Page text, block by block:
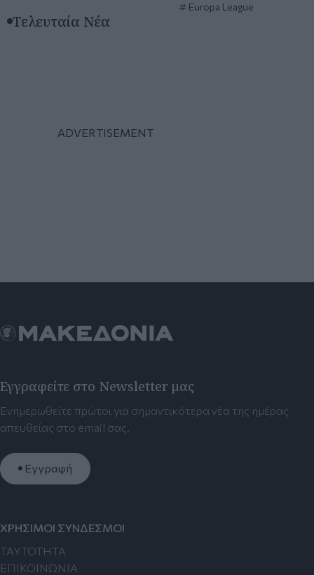
Europa League
Τελευταία Νέα
Εγγραφείτε στο Newsletter μας
Ενημερωθείτε πρώτοι για σημαντικότερα νέα της ημέρας
απευθείας στο email σας.
Εγγραφή
ΧΡΗΣΙΜΟΙ ΣΥΝΔΕΣΜΟΙ
TAYTOTHTA
ΕΠΙΚΟΙΝΩΝΙΑ